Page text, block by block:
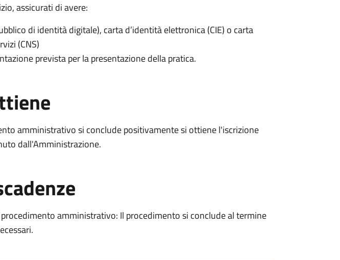
assicurati di avere:
di identità digitale), carta d’identità elettronica (CIE) o carta
(CNS)
prevista per la presentazione della pratica.
amministrativo si conclude positivamente si ottiene l'iscrizione
dall'Amministrazione.
amministrativo: Il procedimento si conclude al termine